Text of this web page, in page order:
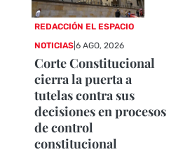
REDACCIÓN EL ESPACIO
NOTICIAS |6 AGO, 2026
Corte Constitucional
cierra la puerta a
tutelas contra sus
decisiones en procesos
de control
constitucional